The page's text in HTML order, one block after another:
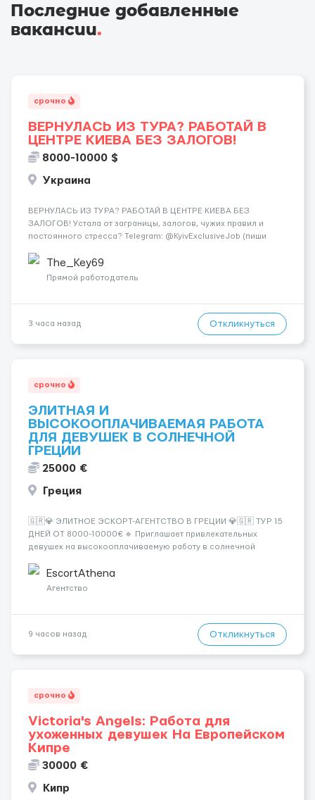
Последние добавленные
вакансии.
срочно
ВЕРНУЛАСЬ ИЗ ТУРА? РАБОТАЙ В
ЦЕНТРЕ КИЕВА БЕЗ ЗАЛОГОВ!
8000-10000 $
Украина
ВЕРНУЛАСЬ ИЗ ТУРА? РАБОТАЙ В ЦЕНТРЕ КИЕВА БЕЗ
ЗАЛОГОВ! Устала от заграницы, залогов, чужих правил и
постоянного стресса? Telegram: @KyivExclusiveJob (пиши
самом центре Киева Можно работать в эскорте или в
эротическом массаже (н...
The_Key69
Прямой работодатель
3 часа назад Откликнуться
срочно
ЭЛИТНАЯ И
ВЫСОКООПЛАЧИВАЕМАЯ РАБОТА
ДЛЯ ДЕВУШЕК В СОЛНЕЧНОЙ
ГРЕЦИИ
25000 €
Греция
🇬🇷💎 ЭЛИТНОЕ ЭСКОРТ-АГЕНТСТВО В ГРЕЦИИ 💎🇬🇷 ТУР 15
ДНЕЙ ОТ 8000-10000€ 🔹 Приглашает привлекательных
девушек на высокооплачиваемую работу в солнечной
хорошие деньги 💶 — это предложение для тебя! 🔹
Требования: ✔️ Возраст от ...
EscortAthena
Агентство
9 часов назад Откликнуться
срочно
Victoria's Angels: Работа для
ухоженных девушек На Европейском
Кипре
30000 €
Кипр